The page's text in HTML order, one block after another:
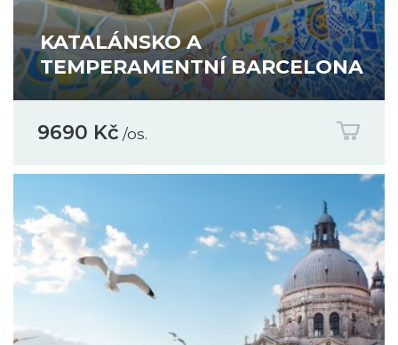
KATALÁNSKO A
TEMPERAMENTNÍ BARCELONA
9690 Kč /os.